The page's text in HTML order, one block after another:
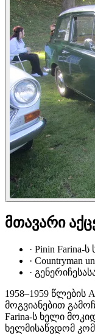
მთავარი
· Pinin Farina-
· Countryman
·
1958–1959 წლების
მოგვიანებით
Farina-ს ხელი
ხელმისაწვდომ